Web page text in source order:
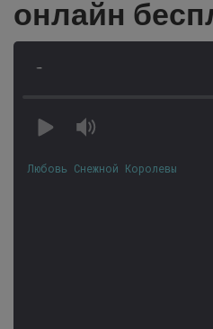
онлайн
-
Любовь Снежной Королевы